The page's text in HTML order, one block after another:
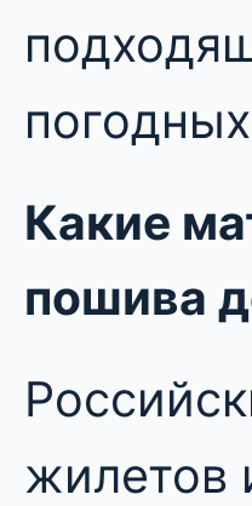
Какие
пошива
жилетов